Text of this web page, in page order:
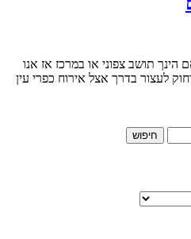
הינך תושב צפוני או במרכז אז אנו
לעצור בדרך אצל אירוח כפרי עין